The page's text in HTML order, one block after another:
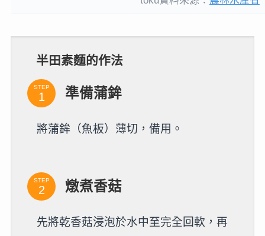
半田素麵的作法
STEP 準備蒲鉾
將蒲鉾（魚板）薄切，備用。
STEP 燉煮香菇
先將乾香菇浸泡於水中至完全回軟，再